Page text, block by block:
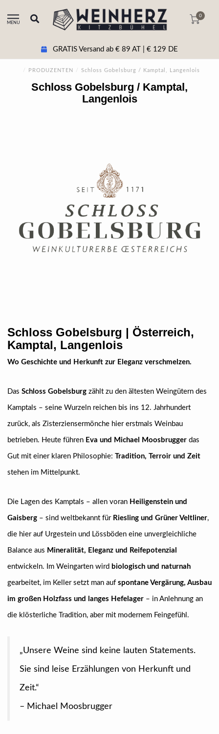
MENU
0
+43 5356 20511 Beratung & tel. Bestellung
/ PRODUZENTEN / Schloss Gobelsburg / Kamptal, Langenlois
Schloss Gobelsburg / Kamptal,
Langenlois
Schloss Gobelsburg | Österreich,
Kamptal, Langenlois
Wo Geschichte und Herkunft zur Eleganz verschmelzen.
Das Schloss Gobelsburg zählt zu den ältesten Weingütern des
Kamptals – seine Wurzeln reichen bis ins 12. Jahrhundert
zurück, als Zisterziensermönche hier erstmals Weinbau
betrieben. Heute führen Eva und Michael Moosbrugger das
Gut mit einer klaren Philosophie: Tradition, Terroir und Zeit
stehen im Mittelpunkt.
Die Lagen des Kamptals – allen voran Heiligenstein und
Gaisberg – sind weltbekannt für Riesling und Grüner Veltliner,
die hier auf Urgestein und Lössböden eine unvergleichliche
Balance aus Mineralität, Eleganz und Reifepotenzial
entwickeln. Im Weingarten wird biologisch und naturnah
gearbeitet, im Keller setzt man auf spontane Vergärung, Ausbau
im großen Holzfass und langes Hefelager – in Anlehnung an
die klösterliche Tradition, aber mit modernem Feingefühl.
„Unsere Weine sind keine lauten Statements.
Sie sind leise Erzählungen von Herkunft und
Zeit.“
– Michael Moosbrugger